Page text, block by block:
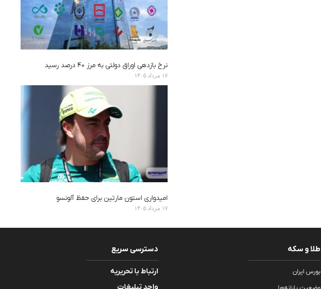
نرخ بازدهی اوراق دولتی به مرز ۴۰ درصد رسید
۱۷ مرداد ۱۴۰۵
امیدواری استون مارتین برای حفظ آلونسو
۱۷ مرداد ۱۴۰۵
طلا و سکه
بورس ایران
دسترسی سریع
ارتباط با تحریریه